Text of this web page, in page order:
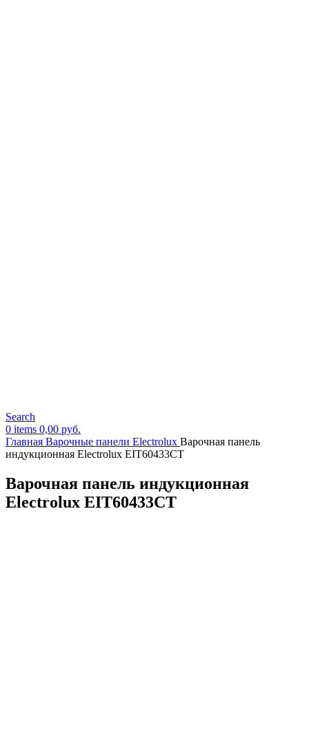
Search
0 items 0,00 руб.
Главная Варочные панели Electrolux Варочная панель
индукционная Electrolux EIT60433CT
Варочная панель индукционная
Electrolux EIT60433CT